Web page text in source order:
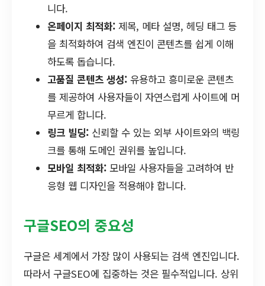
니다.
온페이지 최적화: 제목, 메타 설명, 헤딩 태그 등
을 최적화하여 검색 엔진이 콘텐츠를 쉽게 이해
하도록 돕습니다.
고품질 콘텐츠 생성: 유용하고 흥미로운 콘텐츠
를 제공하여 사용자들이 자연스럽게 사이트에 머
무르게 합니다.
링크 빌딩: 신뢰할 수 있는 외부 사이트와의 백링
크를 통해 도메인 권위를 높입니다.
모바일 최적화: 모바일 사용자들을 고려하여 반
응형 웹 디자인을 적용해야 합니다.
구글SEO의 중요성
구글은 세계에서 가장 많이 사용되는 검색 엔진입니다.
따라서 구글SEO에 집중하는 것은 필수적입니다. 상위